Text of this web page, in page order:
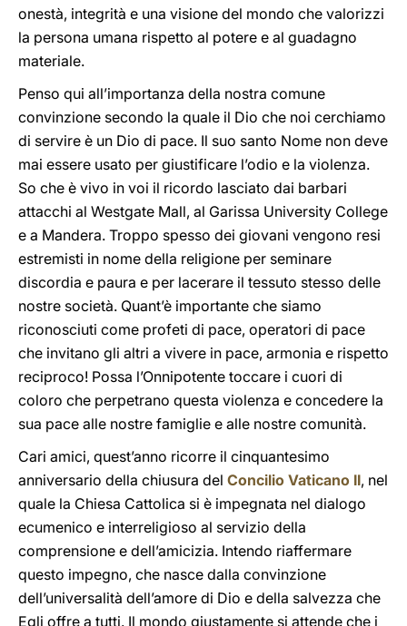
onestà, integrità e una visione del mondo che valorizzi
la persona umana rispetto al potere e al guadagno
materiale.
Penso qui all’importanza della nostra comune
convinzione secondo la quale il Dio che noi cerchiamo
di servire è un Dio di pace. Il suo santo Nome non deve
mai essere usato per giustificare l’odio e la violenza.
So che è vivo in voi il ricordo lasciato dai barbari
attacchi al Westgate Mall, al Garissa University College
e a Mandera. Troppo spesso dei giovani vengono resi
estremisti in nome della religione per seminare
discordia e paura e per lacerare il tessuto stesso delle
nostre società. Quant’è importante che siamo
riconosciuti come profeti di pace, operatori di pace
che invitano gli altri a vivere in pace, armonia e rispetto
reciproco! Possa l’Onnipotente toccare i cuori di
coloro che perpetrano questa violenza e concedere la
sua pace alle nostre famiglie e alle nostre comunità.
Cari amici, quest’anno ricorre il cinquantesimo
anniversario della chiusura del Concilio Vaticano II, nel
quale la Chiesa Cattolica si è impegnata nel dialogo
ecumenico e interreligioso al servizio della
comprensione e dell’amicizia. Intendo riaffermare
questo impegno, che nasce dalla convinzione
dell’universalità dell’amore di Dio e della salvezza che
Egli offre a tutti. Il mondo giustamente si attende che i